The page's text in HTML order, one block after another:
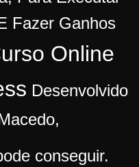
Fazer Ganhos
Online
Desenvolvido
conseguir.